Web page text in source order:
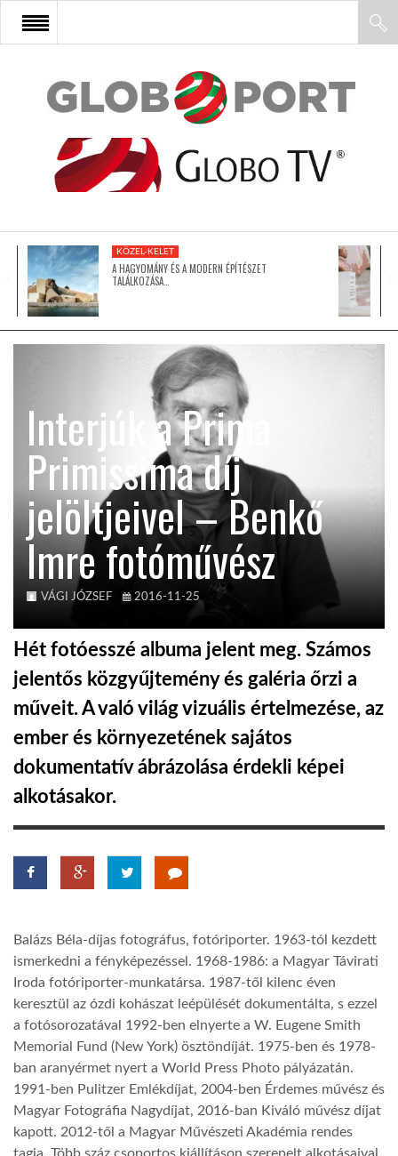
FŐOLDAL
AFRIKA
ÁZSIA
KÖZEL-KELET
AUSZTRÁLIA
A VILÁG ITTHON
HÍR3D
GLOBOTV
AFRIKA TUDÁSTÁR
A NAP SZÉPE
LINKTR.EE
GLOBOZSARU
KÖZEL-KELET
A HAGYOMÁNY ÉS A MODERN ÉPÍTÉSZET
TALÁLKOZÁSA…
Interjúk a Prima
Primissima díj
jelöltjeivel – Benkő
Imre fotóművész
VÁGI JÓZSEF 2016-11-25
Hét fotóesszé albuma jelent meg. Számos
jelentős közgyűjtemény és galéria őrzi a
műveit. A való világ vizuális értelmezése, az
ember és környezetének sajátos
dokumentatív ábrázolása érdekli képei
alkotásakor.
Balázs Béla-díjas fotográfus, fotóriporter. 1963-tól kezdett
ismerkedni a fényképezéssel. 1968-1986: a Magyar Távirati
Iroda fotóriporter-munkatársa. 1987-től kilenc éven
keresztül az ózdi kohászat leépülését dokumentálta, s ezzel
a fotósorozatával 1992-ben elnyerte a W. Eugene Smith
Memorial Fund (New York) ösztöndíját. 1975-ben és 1978-
ban aranyérmet nyert a World Press Photo pályázatán.
1991-ben Pulitzer Emlékdíjat, 2004-ben Érdemes művész és
Magyar Fotográfia Nagydíjat, 2016-ban Kiváló művész díjat
kapott. 2012-től a Magyar Művészeti Akadémia rendes